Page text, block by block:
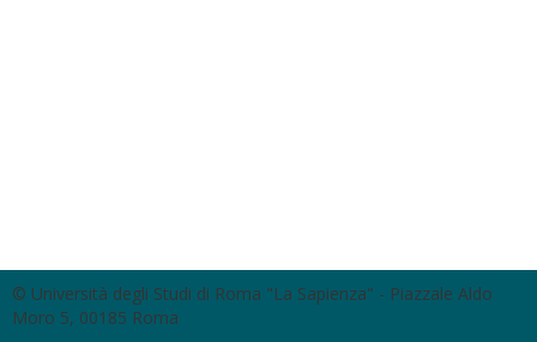
© Università degli Studi di Roma "La Sapienza" - Piazzale Aldo
Moro 5, 00185 Roma